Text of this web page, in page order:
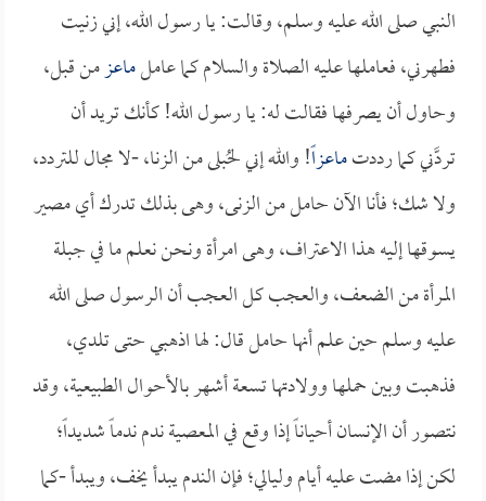
النبي صلى الله عليه وسلم، وقالت: يا رسول الله، إني زنيت
فطهرني، فعاملها عليه الصلاة والسلام كما عاملماعزمن قبل،
وحاول أن يصرفها فقالت له: يا رسول الله! كأنك تريد أن
تردَّني كما رددتماعزاً! والله إني لحُبلى من الزنا، -لا مجال للتردد،
ولا شك؛ فأنا الآن حامل من الزنى، وهى بذلك تدرك أي مصير
يسوقها إليه هذا الاعتراف، وهى امرأة ونحن نعلم ما في جبلة
المرأة من الضعف، والعجب كل العجب أن الرسول صلى الله
عليه وسلم حين علم أنها حامل قال: لها اذهبي حتى تلدي،
فذهبت وبين حملها وولادتها تسعة أشهر بالأحوال الطبيعية، وقد
نتصور أن الإنسان أحياناً إذا وقع في المعصية ندم ندماً شديداً؛
لكن إذا مضت عليه أيام وليالي؛ فإن الندم يبدأ يخف، ويبدأ -كما